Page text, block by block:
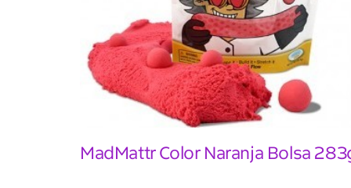
MadMattr Color Naranja Bolsa